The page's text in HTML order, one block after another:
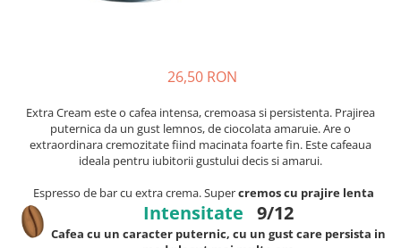
26,50 RON
Extra Cream este o cafea intensa, cremoasa si persistenta. Prajirea
puternica da un gust lemnos, de ciocolata amaruie. Are o
extraordinara cremozitate fiind macinata foarte fin. Este cafeaua
ideala pentru iubitorii gustului decis si amarui.
Espresso de bar cu extra crema. Supercremos cu prajire lenta
Intensitate 9/12
Cafea cu un caracter puternic, cu un gust care persista in